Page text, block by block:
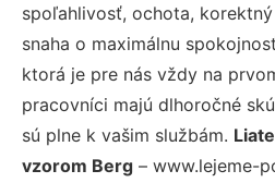
spoľahlivosť, ochota,
snaha o maximálnu
ktorá je pre nás vždy na
pracovníci majú dlhoročné
sú plne k vašim službám.
vzorom Berg – www.lejeme-